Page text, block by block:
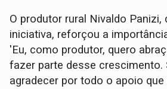
O produtor rural Nivaldo Panizi,
iniciativa, reforçou a
'Eu, como produtor, quero
fazer parte desse crescimento.
agradecer por todo o apoio